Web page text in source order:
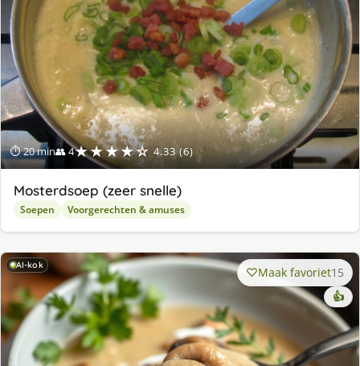
⏱ 20 min👥 4★★★★☆ 4.33 (6)
Mosterdsoep (zeer snelle)
Soepen Voorgerechten & amuses
AI-kok Maak favoriet15
👍